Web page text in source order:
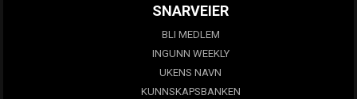
SNARVEIER
BLI MEDLEM
INGUNN WEEKLY
UKENS NAVN
KUNNSKAPSBANKEN